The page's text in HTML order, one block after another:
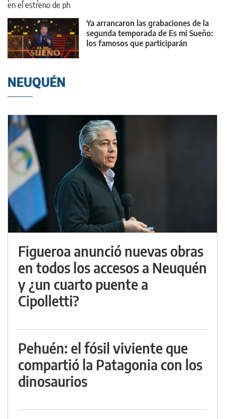
Ya arrancaron las grabaciones de la
segunda temporada de Es mi Sueño:
los famosos que participarán
NEUQUÉN
Figueroa anunció nuevas obras
en todos los accesos a Neuquén
y ¿un cuarto puente a
Cipolletti?
Pehuén: el fósil viviente que
compartió la Patagonia con los
dinosaurios